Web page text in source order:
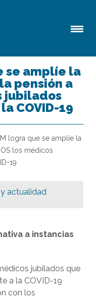
se amplíe la
pensión a
jubilados
COVID-19
logra que se amplíe la
los médicos
19
actualidad
a instancias
jubilados que
a la COVID-19
con los